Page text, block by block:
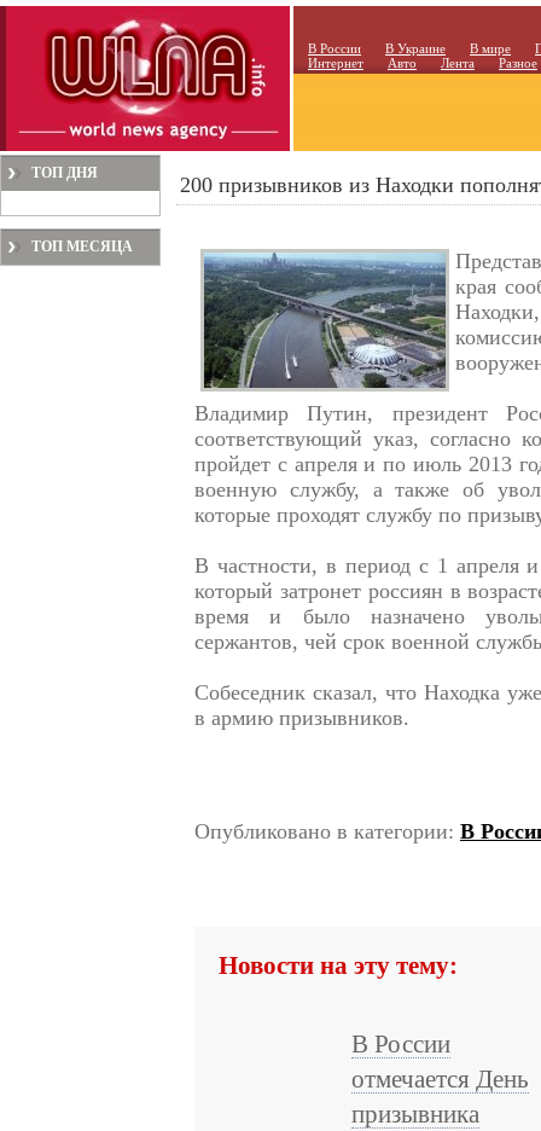
В России В Украине В мире
Интернет
Авто Лента Разное
ТОП ДНЯ
ТОП МЕСЯЦА
200 призывников из Находки
края
Владимир Путин, президент
соответствующий указ, согласно
пройдет с апреля и по июль 2013
военную службу, а также об
которые проходят службу по
В частности, в период с 1 апреля
который затронет россиян в
время и было назначено
сержантов, чей срок военной
Собеседник сказал, что Находка
в армию призывников.
Опубликовано в категории: В
Новости на эту тему:
В России
отмечается День
призывника